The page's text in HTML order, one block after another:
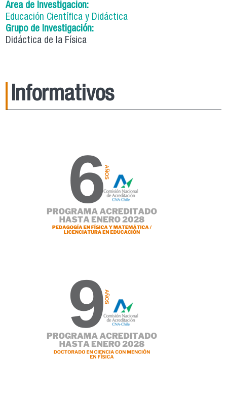
Area de Investigacion:
Educación Científica y Didáctica
Grupo de Investigación:
Didáctica de la Física
Informativos